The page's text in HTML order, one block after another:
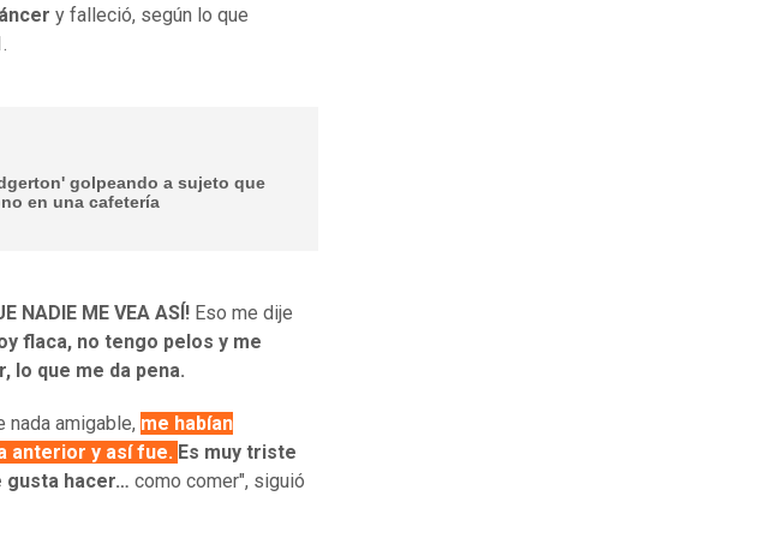
y falleció, según lo que
golpeando a sujeto que
en una cafetería
NADIE ME VEA ASÍ! Eso me dije
flaca, no tengo pelos y me
lo que me da pena.
nada amigable, me habían
anterior y así fue. Es muy triste
gusta hacer… como comer", siguió